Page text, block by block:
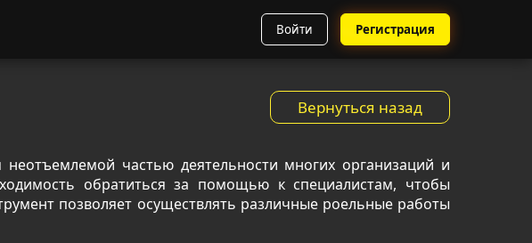
Войти Регистрация
Вернуться назад
неотъемлемой частью деятельности многих организаций и
обратиться за помощью к специалистам, чтобы
позволяет осуществлять различные роельные работы